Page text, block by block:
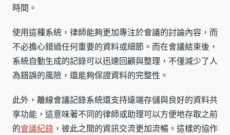
時間。
使用這種系統，律師能夠更加專注於會議的討論內容，而
不必擔心錯過任何重要的資料或細節。而在會議結束後，
系統自動生成的記錄可以迅速回顧與整理，不僅減少了人
為錯誤的風險，還能夠保證資料的完整性。
此外，離線會議記錄系統還支持遠端存儲與良好的資料共
享功能，這意味著不同的律師或助理可以方便地存取之前
的會議紀錄 ，彼此之間的資訊交流更加流暢。這樣的協作